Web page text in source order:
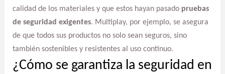
calidad de los materiales y que estos hayan pasado pruebas
de seguridad exigentes. Multiplay, por ejemplo, se asegura
de que todos sus productos no solo sean seguros, sino
también sostenibles y resistentes al uso continuo.
¿Cómo se garantiza la seguridad en